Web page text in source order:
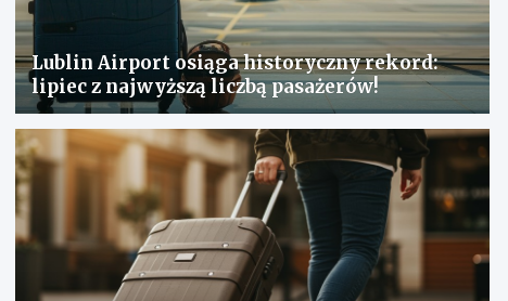
Lublin Airport osiąga historyczny rekord:
lipiec z najwyższą liczbą pasażerów!